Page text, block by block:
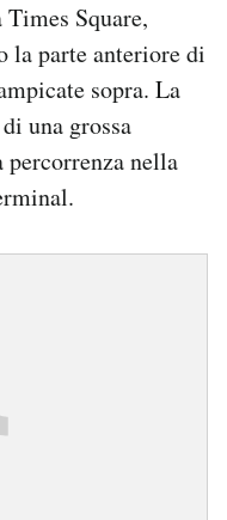
Square,
la parte anteriore di
sopra. La
una grossa
percorrenza nella